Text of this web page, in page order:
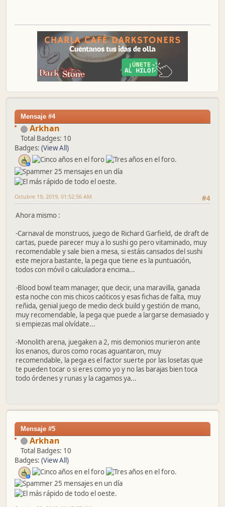
Mensaje #4
Arkhan
Total Badges: 10
Badges: (View All)
#4
Octubre 19, 2019, 01:52:56 AM
Ahora mismo :
-Carnaval de monstruos, juego de Richard Garfield, de draft de
cartas, puede parecer muy a lo sushi go pero vitaminado, muy
recomendable y sale bien a mesa, si estáis cansados del sushi
este mejora bastante, la pega que tiene es la puntuación,
todos con móvil o calculadora encima...
-Blood bowl team manager, que decir, una maravilla, ganada
esta noche con mis chicos caóticos y esas fichas de falta, muy
reñida, genial juego de medio deck build y gestión de mano,
muy recomendable, la pega que puede a largarse demasiado y
si empiezas mal olvídate...
-Monolith arena, juegaken a 2, mis demonios murieron ante
los enanos, duros como rocas aguantaron, muy
recomendable, la pega es el factor suerte por las losetas que
te pueden tocar o si eres como yo y no las barajas bien toca
todo órdenes y runas y la cagamos ya...
Mensaje #5
Arkhan
Total Badges: 10
Badges: (View All)